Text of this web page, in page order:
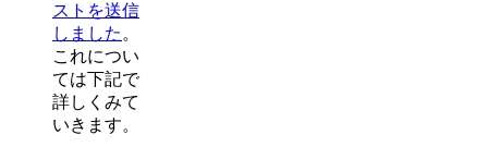
ストを送信
しました 。
これについ
ては下記で
詳しくみて
いきます。